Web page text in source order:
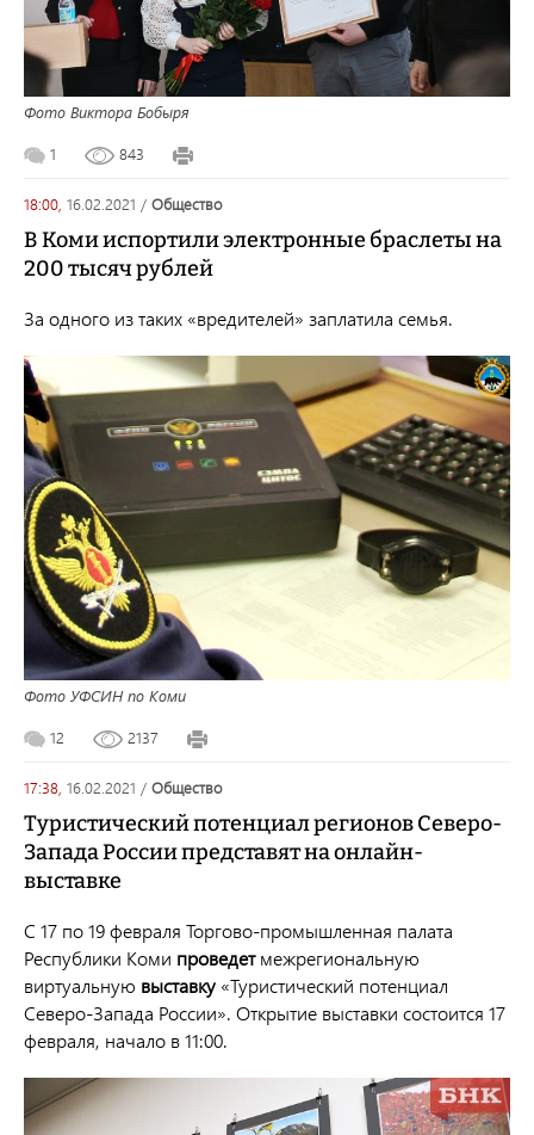
Фото Виктора Бобыря
1 843
18:00, 16.02.2021 / общество
В Коми испортили электронные браслеты на
200 тысяч рублей
За одного из таких «вредителей» заплатила семья.
Фото УФСИН по Коми
12 2137
17:38, 16.02.2021 / общество
Туристический потенциал регионов Северо-
Запада России представят на онлайн-
выставке
С 17 по 19 февраля Торгово-промышленная палата
Республики Коми проведетмежрегиональную
виртуальную выставку «Туристический потенциал
Северо-Запада России». Открытие выставки состоится 17
февраля, начало в 11:00.